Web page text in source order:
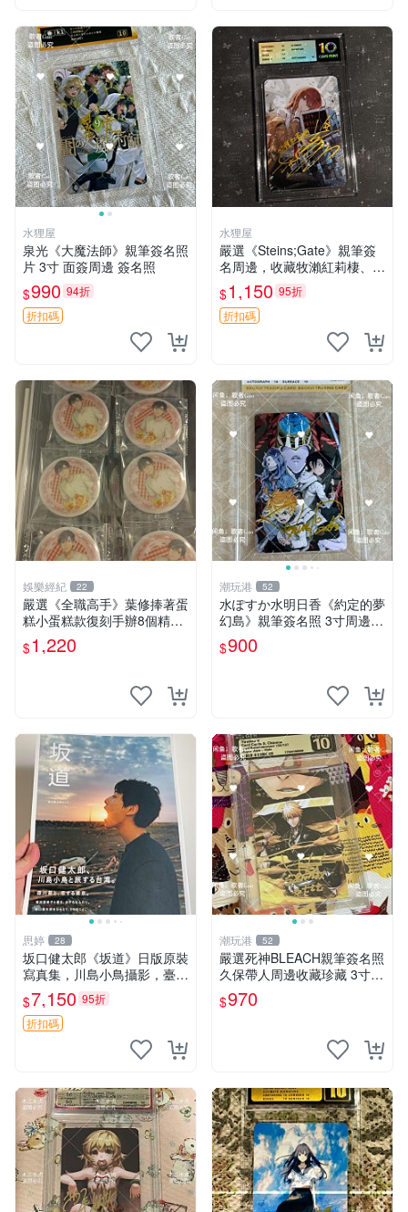
水狸屋
泉光《大魔法師》親筆簽名照
片 3寸 面簽周邊 簽名照
$990 94折
折扣碼
水狸屋
嚴選《Steins;Gate》親筆簽
名周邊，收藏牧瀨紅莉棲、椎
名真由理、菲利斯喵喵人氣卡
牌 簽字照片 牧瀨紅莉棲 椎名
真由理
$1,150 95折
折扣碼
娛樂經紀 22
嚴選《全職高手》葉修捧著蛋
糕小蛋糕款復刻手辦8個精品
收藏 心耀共鳴 葉修 古早蛋糕
$1,220
潮玩港 52
水ぽすか水明日香《約定的夢
幻島》親筆簽名照 3寸周邊照
片 簽名真跡 約束のネバーラ
ンド 周邊 照片收藏 水明日香
$900
思婷 28
坂口健太郎《坂道》日版原裝
寫真集，川島小鳥攝影，臺灣
旅行主題 簽名清晰 內頁乾淨
收藏推薦 輕鬆入手 坂道 日本
坂口健太郎
$7,150 95折
折扣碼
潮玩港 52
嚴選死神BLEACH親筆簽名照
久保帶人周邊收藏珍藏 3寸照
片 原裝卡套 限量版 死神 BLE
ACH 照片 久保帶人
$970